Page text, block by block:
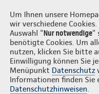
Um Ihnen unsere
wir verschiedene
Auswahl "Nur notwendige"
benötigte Cookies. Um
nutzen, klicken Sie bitte
Einwilligung können Sie
Menüpunkt Datenschutz
Informationen finden Sie
Datenschutzhinweisen.
Beatrix Rausch
Beliebte Produkte Weitere